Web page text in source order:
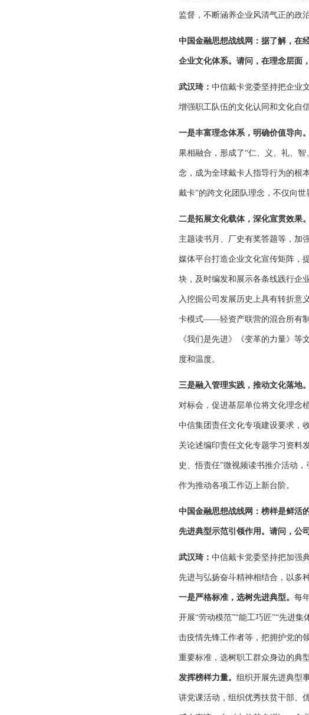
监督，不断涵养企业风清气正的政
中国金融思想战线网：据了解，在
企业文化体系。请问，在理念层面
武汉琦：中信戴卡党委坚持把企业
增强职工队伍的文化认同和文化自
一是丰富理念体系，明确价值导向
果相融合，形成了“仁、义、礼、智
念，成为全球戴卡人指导行为的根
戴卡”的跨文化团队理念，不仅向世
二是拓展文化载体，深化宣贯效果
主题读书月、厂史有奖答题等，加
媒体平台打造企业文化宣传矩阵，
块，及时编发和展示各条线践行企
入挖掘公司发展历史上具有转折意
卡模式——轻资产联营的混合所有制
《我们是先进》《变革的力量》
度和温度。
三是融入管理实践，推动文化落地
对标会，促进基层单位将文化理念
中信集团责任文化专项建设要求，
关论述编印责任文化专题学习资料
史、悟责任”微视频读书推介活动
作为推动各项工作迈上新台阶。
中国金融思想战线网：榜样是鲜活
先进典型示范引领作用。请问，公
武汉琦：中信戴卡党委坚持把加强
先进与弘扬奋斗精神相结合，以多
一是严格标准，选树先进典型。每
开展“劳动模范”“能工巧匠”“先进
击疫情先锋工作者等，把拥护党的
重要标准，选树职工群众身边的典
发挥榜样力量。组织开展先进典型
讲党课活动，组织优秀扶贫干部、